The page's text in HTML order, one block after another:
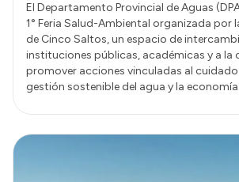
El Departamento Provincial de Aguas
1° Feria Salud-Ambiental organizada por
de Cinco Saltos, un espacio de
instituciones públicas, académicas y a la
promover acciones vinculadas al
gestión sostenible del agua y la